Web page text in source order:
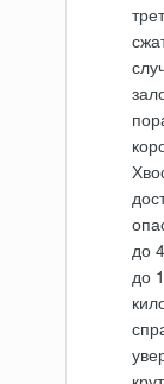
до
до